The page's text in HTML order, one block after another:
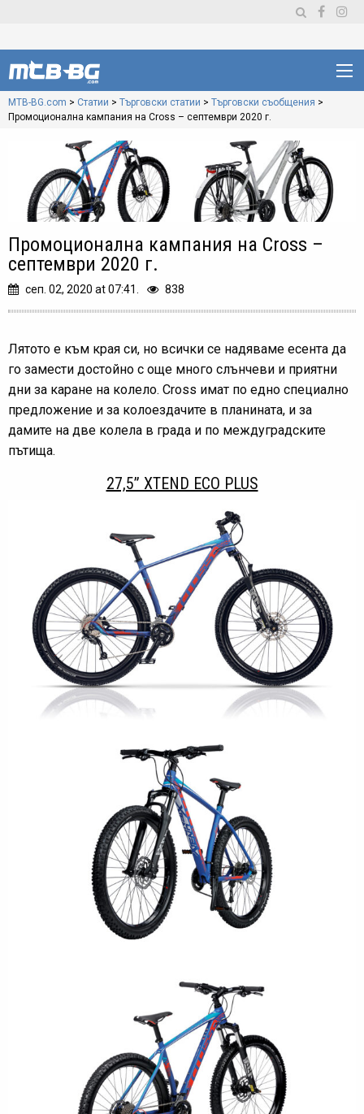
MTB-BG.com > Статии > Търговски статии > Търговски съобщения >
Промоционална кампания на Cross – септември 2020 г.
Промоционална кампания на Cross –
септември 2020 г.
сеп. 02, 2020 at 07:41. 838
Лятото е към края си, но всички се надяваме есента да
го замести достойно с още много слънчеви и приятни
дни за каране на колело. Cross имат по едно специално
предложение и за колоездачите в планината, и за
дамите на две колела в града и по междуградските
пътища.
27,5” XTEND ECO PLUS